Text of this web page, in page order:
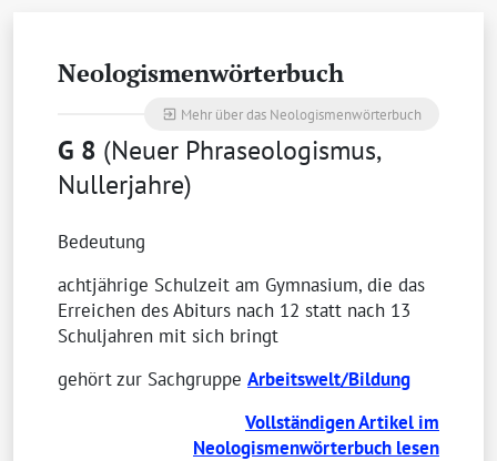
Neologismenwörterbuch
exit_to_app Mehr über das Neologismenwörterbuch
G 8 (Neuer Phraseologismus,
Nullerjahre)
Bedeutung
achtjährige Schulzeit am Gymnasium, die das
Erreichen des Abiturs nach 12 statt nach 13
Schuljahren mit sich bringt
gehört zur Sachgruppe Arbeitswelt/Bildung
Vollständigen Artikel im
Neologismenwörterbuch lesen